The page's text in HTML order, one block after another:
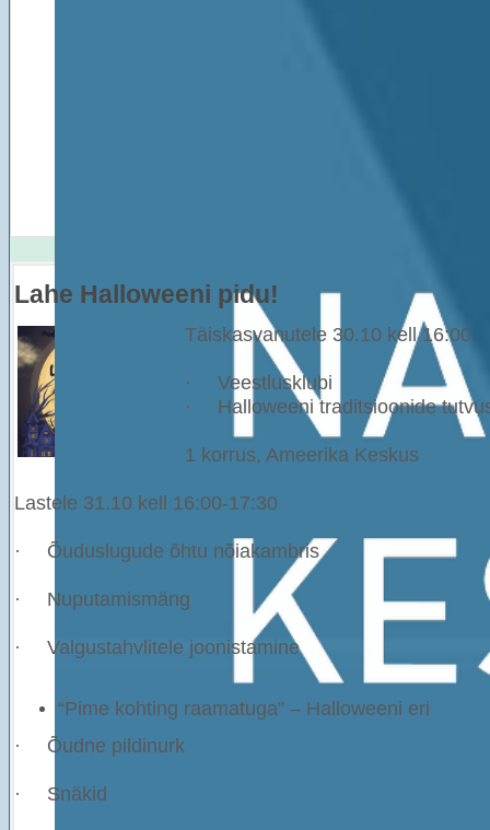
Lahe Halloweeni pidu!
Täiskasvanutele 30.10 kell 16:00
·
Veestlusklubi
·
Halloweeni traditsioonide
1 korrus, Ameerika Keskus
Lastele 31.10 kell 16:00-17:30
· Õuduslugude õhtu nõiakambris
· Nuputamismäng
· Valgustahvlitele joonistamine
“Pime kohting raamatuga” – Halloweeni eri
·
Õudne pildinurk
· Snäkid